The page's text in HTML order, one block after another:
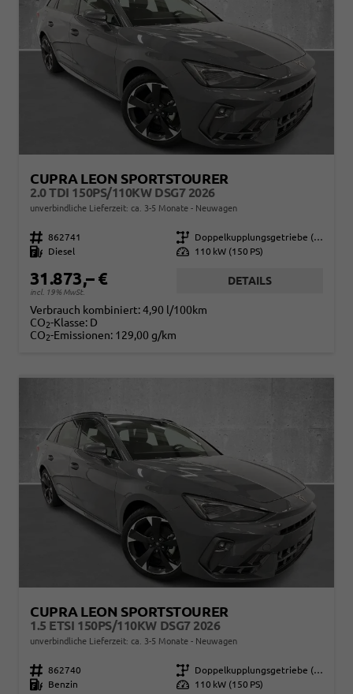
CUPRA LEON SPORTSTOURER
2.0 TDI 150PS/110KW DSG7 2026
unverbindliche Lieferzeit: ca. 3-5 Monate Neuwagen
Fahrzeugnr. 862741 Getriebe
Doppelkupplungsgetriebe (DSG)
Kraftstoff
Diesel Leistung 110 kW (150 PS)
31.873,– €
incl. 19% MwSt.
DETAILS
Verbrauch kombiniert:4,90 l/100km
CO2-Klasse: D
CO2-Emissionen: 129,00 g/km
CUPRA LEON SPORTSTOURER
1.5 ETSI 150PS/110KW DSG7 2026
unverbindliche Lieferzeit: ca. 3-5 Monate Neuwagen
Fahrzeugnr. 862740 Getriebe
Doppelkupplungsgetriebe (DSG)
Kraftstoff
Benzin Leistung 110 kW (150 PS)